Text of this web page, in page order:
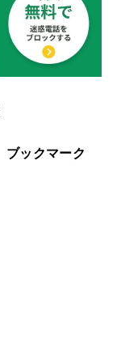
ブックマーク